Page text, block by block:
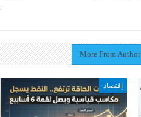
More From Author
إقتصاد